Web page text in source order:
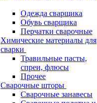
Одежда сварщика
Обувь сварщика
Перчатки сварочные
Химические материалы для
сварки
Травильные пасты,
спреи, флюсы
Прочее
Сварочные шторы
Сварочные занавесы